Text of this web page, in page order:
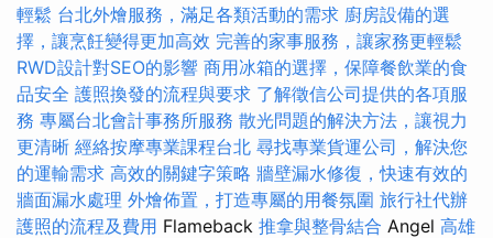
輕鬆 台北外燴服務，滿足各類活動的需求 廚房設備的選
擇，讓烹飪變得更加高效 完善的家事服務，讓家務更輕鬆
RWD設計對SEO的影響 商用冰箱的選擇，保障餐飲業的食
品安全 護照換發的流程與要求 了解徵信公司提供的各項服
務 專屬台北會計事務所服務 散光問題的解決方法，讓視力
更清晰 經絡按摩專業課程台北 尋找專業貨運公司，解決您
的運輸需求 高效的關鍵字策略 牆壁漏水修復，快速有效的
牆面漏水處理 外燴佈置，打造專屬的用餐氛圍 旅行社代辦
護照的流程及費用 Flameback 推拿與整骨結合 Angel 高雄